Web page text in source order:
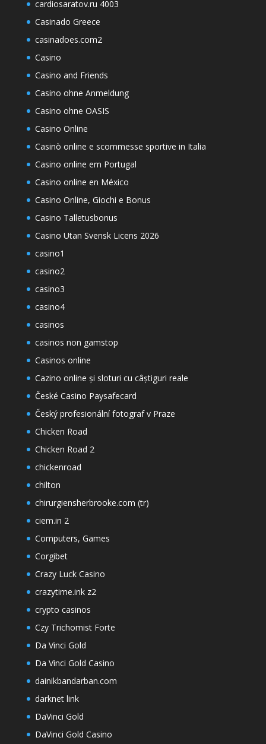
cardiosaratov.ru 4003
Casinado Greece
casinadoes.com2
Casino
Casino and Friends
Casino ohne Anmeldung
Casino ohne OASIS
Casino Online
Casinò online e scommesse sportive in Italia
Casino online em Portugal
Casino online en México
Casino Online, Giochi e Bonus
Casino Talletusbonus
Casino Utan Svensk Licens 2026
casino1
casino2
casino3
casino4
casinos
casinos non gamstop
Casinos online
Cazino online și sloturi cu câștiguri reale
České Casino Paysafecard
Český profesionální fotograf v Praze
Chicken Road
Chicken Road 2
chickenroad
chilton
chirurgiensherbrooke.com (tr)
ciem.in 2
Computers, Games
Corgibet
Crazy Luck Casino
crazytime.ink z2
crypto casinos
Czy Trichomist Forte
Da Vinci Gold
Da Vinci Gold Casino
dainikbandarban.com
darknet link
DaVinci Gold
DaVinci Gold Casino